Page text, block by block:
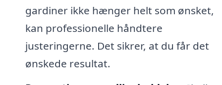
gardiner ikke hænger helt som ønsket,
kan professionelle håndtere
justeringerne. Det sikrer, at du får det
ønskede resultat.